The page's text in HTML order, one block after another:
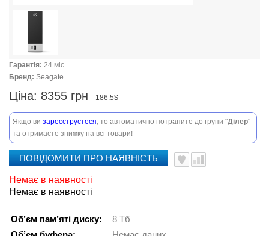
Гарантія: 24 міс.
Бренд: Seagate
Ціна: 8355 грн 186.5$
Якщо ви зареєструєтеся, то автоматично потрапите до групи "Ділер"
та отримаєте знижку на всі товари!
ПОВІДОМИТИ ПРО НАЯВНІСТЬ
Немає в наявності
Немає в наявності
Об’єм пам’яті диску:
8 Тб